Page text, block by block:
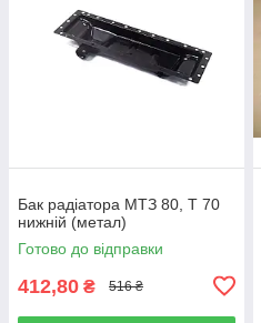
Бак радіатора МТЗ 80, Т 70
нижній (метал)
Готово до відправки
412,80 ₴ 516 ₴